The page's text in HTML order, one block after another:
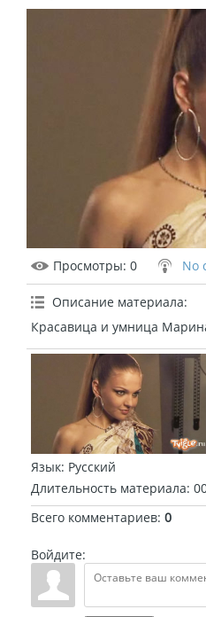
Просмотры: 0 No
Описание материала:
Красавица и умница
Язык: Русский
Длительность материала:
Всего комментариев: 0
Войдите: